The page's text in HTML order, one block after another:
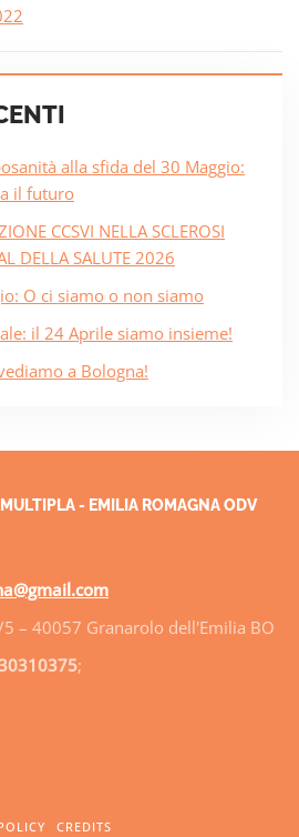
alla sfida del 30 Maggio:
il futuro
CCSVI NELLA SCLEROSI
DELLA SALUTE 2026
O ci siamo o non siamo
il 24 Aprile siamo insieme!
a Bologna!
- EMILIA ROMAGNA ODV
– 40057 Granarolo dell'Emilia BO
;
CREDITS